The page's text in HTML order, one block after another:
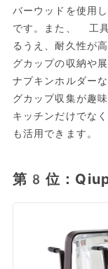
バーウッドを使用
です。また、 工具
るうえ、耐久性が
グカップの収納や
ナプキンホルダー
グカップ収集が趣
キッチンだけでな
も活用できます。
第8位：